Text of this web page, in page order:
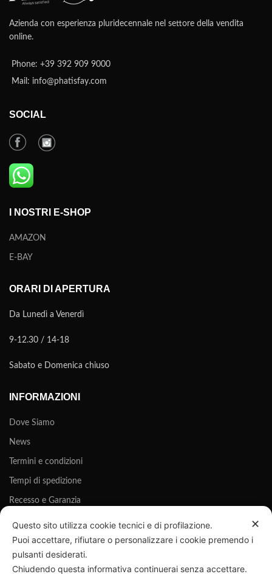
Azienda con esperienza pluridecennale nel settore della vendita
online.
Phone: +39 392 909 9000
Mail: info@phatisfay.com
SOCIAL
I NOSTRI E-SHOP
AMAZON
E-BAY
ORARI DI APERTURA
Da Lunedì a Venerdì
9-12.30 / 14-18
Sabato e Domenica chiuso
INFORMAZIONI
Dove Siamo
News
Termini e condizioni
Tempi di spedizione
Recesso e Garanzia
Cookie Policy
✕
Questo sito utilizza cookie tecnici e di profilazione.
Puoi accettare, rifiutare o personalizzare i cookie premendo i
pulsanti desiderati.
Chiudendo questa informativa continuerai senza accettare.